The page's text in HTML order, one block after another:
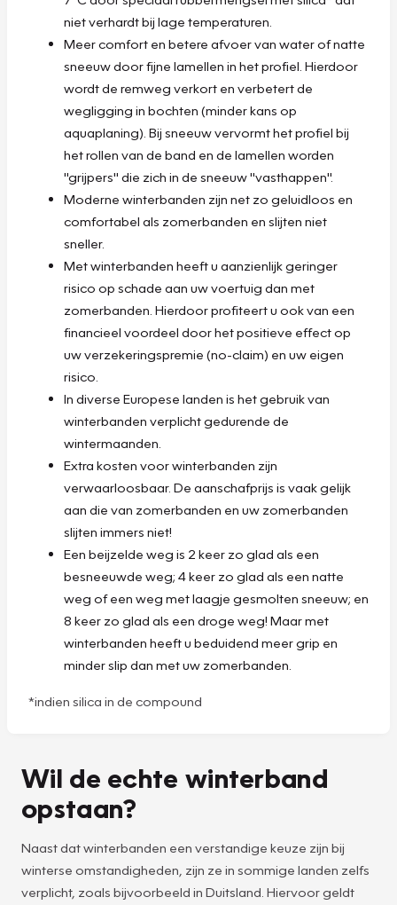
niet verhardt bij lage temperaturen.
Meer comfort en betere afvoer van water of natte
sneeuw door fijne lamellen in het profiel. Hierdoor
wordt de remweg verkort en verbetert de
wegligging in bochten (minder kans op
aquaplaning). Bij sneeuw vervormt het profiel bij
het rollen van de band en de lamellen worden
"grijpers" die zich in de sneeuw "vasthappen".
Moderne winterbanden zijn net zo geluidloos en
comfortabel als zomerbanden en slijten niet
sneller.
Met winterbanden heeft u aanzienlijk geringer
risico op schade aan uw voertuig dan met
zomerbanden. Hierdoor profiteert u ook van een
financieel voordeel door het positieve effect op
uw verzekeringspremie (no-claim) en uw eigen
risico.
In diverse Europese landen is het gebruik van
winterbanden verplicht gedurende de
wintermaanden.
Extra kosten voor winterbanden zijn
verwaarloosbaar. De aanschafprijs is vaak gelijk
aan die van zomerbanden en uw zomerbanden
slijten immers niet!
Een beijzelde weg is 2 keer zo glad als een
besneeuwde weg; 4 keer zo glad als een natte
weg of een weg met laagje gesmolten sneeuw; en
8 keer zo glad als een droge weg! Maar met
winterbanden heeft u beduidend meer grip en
minder slip dan met uw zomerbanden.
*indien silica in de compound
Wil de echte winterband
opstaan?
Naast dat winterbanden een verstandige keuze zijn bij
winterse omstandigheden, zijn ze in sommige landen zelfs
verplicht, zoals bijvoorbeeld in Duitsland. Hiervoor geldt